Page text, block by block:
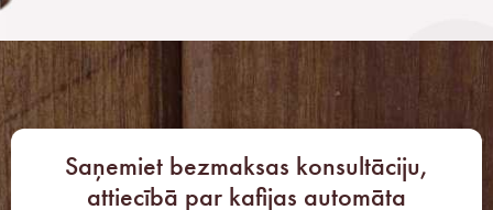
Saņemiet bezmaksas konsultāciju,
attiecībā par kafijas automāta